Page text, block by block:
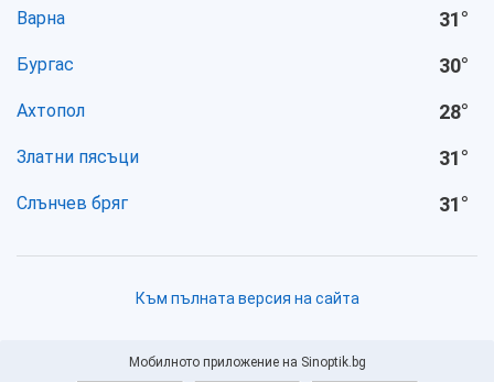
Варна 31°
Бургас 30°
Ахтопол 28°
Златни пясъци 31°
Слънчев бряг 31°
Към пълната версия на сайта
Мобилното приложение на Sinoptik.bg